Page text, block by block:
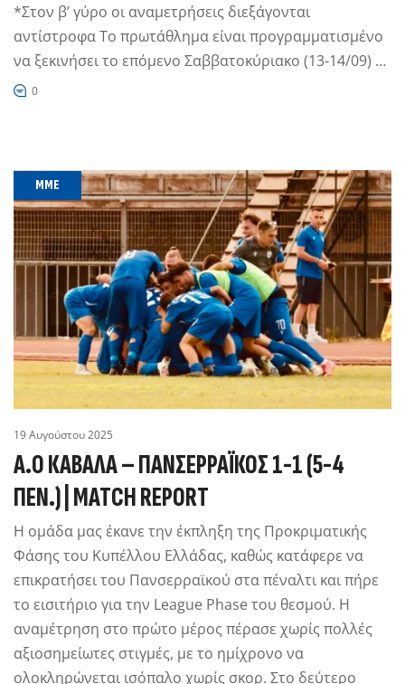
*Στον β’ γύρο οι αναμετρήσεις διεξάγονται
αντίστροφα Το πρωτάθλημα είναι προγραμματισμένο
να ξεκινήσει το επόμενο Σαββατοκύριακο (13-14/09) …
0
MME
19 Αυγούστου 2025
Α.Ο ΚΑΒΑΛΑ – ΠΑΝΣΕΡΡΑΪΚΟΣ 1-1 (5-4
ΠΕΝ.) | MATCH REPORT
Η ομάδα μας έκανε την έκπληξη της Προκριματικής
Φάσης του Κυπέλλου Ελλάδας, καθώς κατάφερε να
επικρατήσει του Πανσερραϊκού στα πέναλτι και πήρε
το εισιτήριο για την League Phase του θεσμού. Η
αναμέτρηση στο πρώτο μέρος πέρασε χωρίς πολλές
αξιοσημείωτες στιγμές, με το ημίχρονο να
ολοκληρώνεται ισόπαλο χωρίς σκορ. Στο δεύτερο